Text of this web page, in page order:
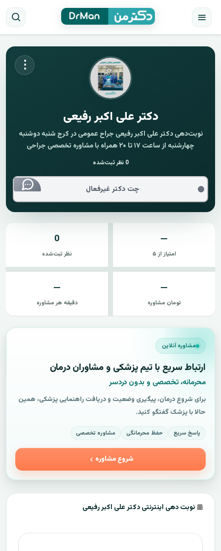
⋮
دکتر علی اکبر رفیعی
نوبت‌دهی دکتر علی اکبر رفیعی جراح عمومی در کرج شنبه دوشنبه
چهارشنبه از ساعت ۱۷ تا ۲۰ همراه با مشاوره تخصصی جراحی
0 نظر ثبت‌شده
چت دکتر غیرفعال
—
امتیاز از ۵
0
نظر ثبت‌شده
—
تومان مشاوره
—
دقیقه هر مشاوره
مشاوره آنلاین
ارتباط سریع با تیم پزشکی و مشاوران درمان
محرمانه، تخصصی و بدون دردسر
برای شروع درمان، پیگیری وضعیت و دریافت راهنمایی پزشکی، همین
حالا با پزشک گفتگو کنید.
پاسخ سریع حفظ محرمانگی مشاوره تخصصی
شروع مشاوره
نوبت دهی اینترنتی دکتر علی اکبر رفیعی